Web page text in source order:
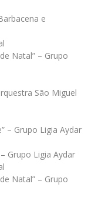
e
Natal” – Grupo
São Miguel
– Grupo Ligia Aydar
Grupo Ligia Aydar
Natal” – Grupo